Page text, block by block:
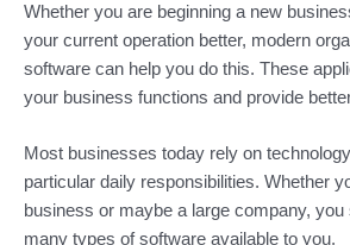
Whether you are beginning a new
your current operation better, modern
software can help you do this. These
your business functions and provide
Most businesses today rely on
particular daily responsibilities. Whether
business or maybe a large company,
many types of software available to you.